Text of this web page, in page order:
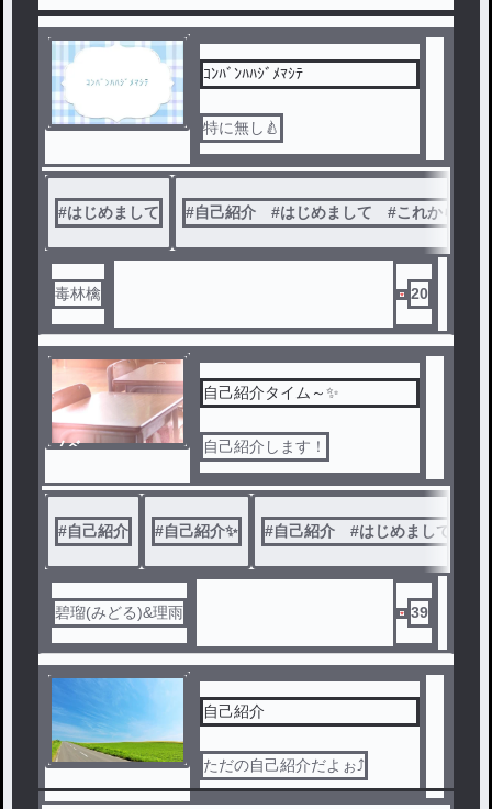
ｺﾝﾊﾞﾝﾊﾊｼﾞﾒﾏｼﾃ
特に無し🍐
#はじめまして #自己紹介 #はじめまして #これからよろ
毒林檎 20
ノベ
自己紹介タイム～✨
自己紹介します！
#自己紹介 #自己紹介✨ #自己紹介 #はじめまして #こ
碧瑠(みどる)&理雨 39
自己紹介
ただの自己紹介だよぉ⤴︎